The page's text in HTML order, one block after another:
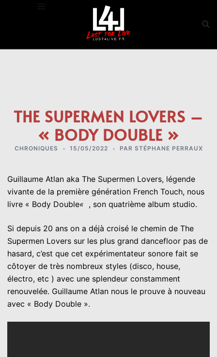
THE SUPERMEN LOVERS –
« BODY DOUBLE »
CHRONIQUES 15/05/2022 PAR STÉPHANE PERRAUX
Guillaume Atlan aka The Supermen Lovers, légende
vivante de la première génération French Touch, nous
livre « Body Double« , son quatrième album studio.
Si depuis 20 ans on a déjà croisé le chemin de The
Supermen Lovers sur les plus grand dancefloor pas de
hasard, c’est que cet expérimentateur sonore fait se
côtoyer de très nombreux styles (disco, house,
électro, etc ) avec une splendeur constamment
renouvelée. Guillaume Atlan nous le prouve à nouveau
avec « Body Double ».